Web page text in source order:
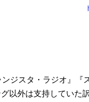
ジスタ・ラジオ』『
以外は支持していた